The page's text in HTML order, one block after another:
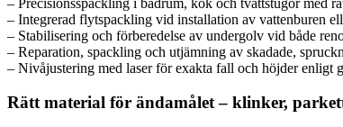
– Integrerad flytspackling vid installation av vattenburen
– Stabilisering och förberedelse av undergolv vid både
– Reparation, spackling och utjämning av skadade,
– Nivåjustering med laser för exakta fall och höjder enligt
Rätt material för ändamålet – klinker,